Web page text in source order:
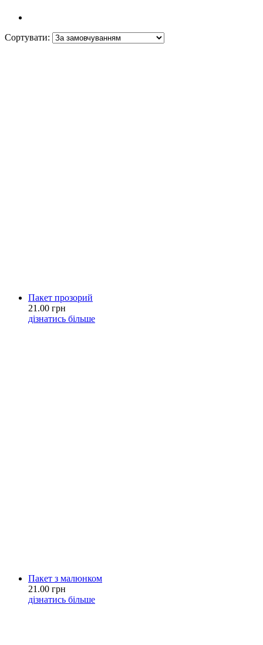
Сортувати:
Пакет прозорий
21.00 грн
дізнатись більше
Пакет з малюнком
21.00 грн
дізнатись більше